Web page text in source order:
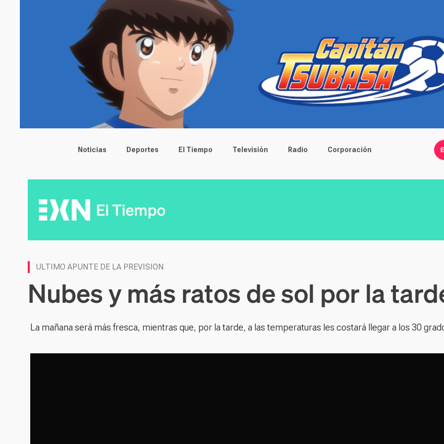
Main menu
Noticias Deportes El Tiempo Televisión Radio Corporación
ULTIMO APUNTE DE LA PREVISION
Nubes y más ratos de sol por la
La mañana será más fresca, mientras que, por la tarde, a las temperaturas les costará llegar a los 30